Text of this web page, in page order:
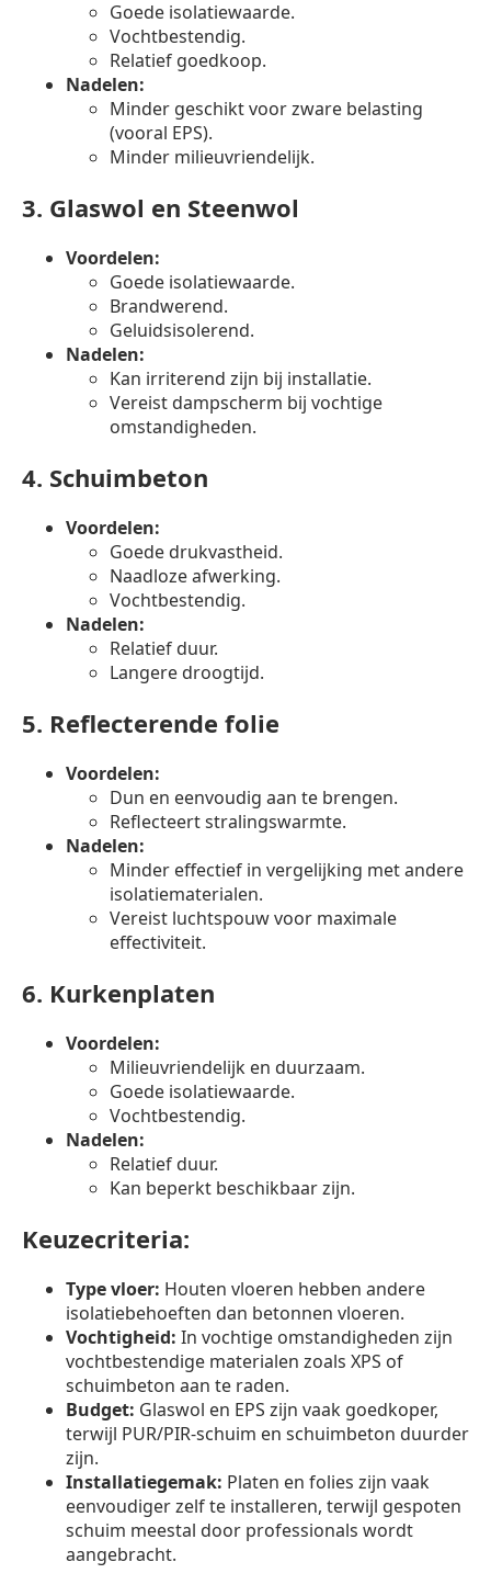
Goede isolatiewaarde.
Vochtbestendig.
Relatief goedkoop.
Nadelen:
Minder geschikt voor zware belasting
(vooral EPS).
Minder milieuvriendelijk.
3. Glaswol en Steenwol
Voordelen:
Goede isolatiewaarde.
Brandwerend.
Geluidsisolerend.
Nadelen:
Kan irriterend zijn bij installatie.
Vereist dampscherm bij vochtige
omstandigheden.
4. Schuimbeton
Voordelen:
Goede drukvastheid.
Naadloze afwerking.
Vochtbestendig.
Nadelen:
Relatief duur.
Langere droogtijd.
5. Reflecterende folie
Voordelen:
Dun en eenvoudig aan te brengen.
Reflecteert stralingswarmte.
Nadelen:
Minder effectief in vergelijking met andere
isolatiematerialen.
Vereist luchtspouw voor maximale
effectiviteit.
6. Kurkenplaten
Voordelen:
Milieuvriendelijk en duurzaam.
Goede isolatiewaarde.
Vochtbestendig.
Nadelen:
Relatief duur.
Kan beperkt beschikbaar zijn.
Keuzecriteria:
Type vloer: Houten vloeren hebben andere
isolatiebehoeften dan betonnen vloeren.
Vochtigheid: In vochtige omstandigheden zijn
vochtbestendige materialen zoals XPS of
schuimbeton aan te raden.
Budget: Glaswol en EPS zijn vaak goedkoper,
terwijl PUR/PIR-schuim en schuimbeton duurder
zijn.
Installatiegemak: Platen en folies zijn vaak
eenvoudiger zelf te installeren, terwijl gespoten
schuim meestal door professionals wordt
aangebracht.